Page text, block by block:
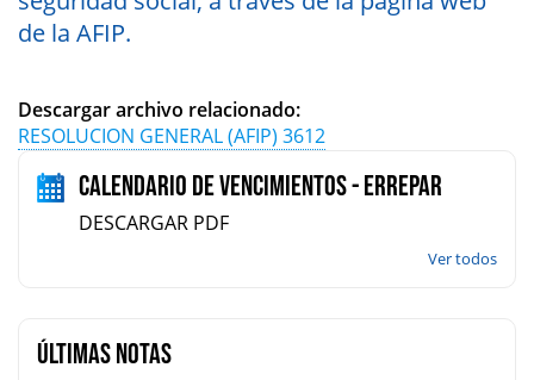
de la AFIP.
Descargar archivo relacionado:
RESOLUCION GENERAL (AFIP) 3612
Calendario de vencimientos - Errepar
DESCARGAR PDF
Ver todos
ÚLTIMAS NOTAS